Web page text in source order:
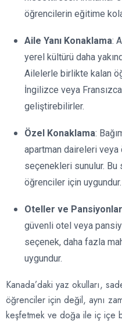
öğrencilerin eğitime
Aile Yanı Konaklama:
yerel kültürü daha
Ailelerle birlikte kalan
İngilizce veya
geliştirebilirler.
Özel Konaklama:
apartman daireleri
seçenekleri sunulur.
öğrenciler için uygundur.
Oteller ve Pansiyonlar
güvenli otel veya
seçenek, daha fazla
uygundur.
Kanada’daki yaz okulları,
öğrenciler için değil, aynı
keşfetmek ve doğa ile iç içe